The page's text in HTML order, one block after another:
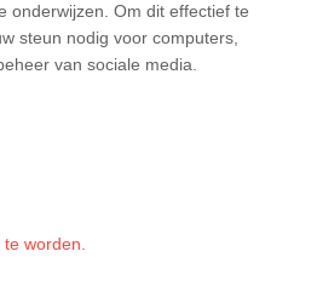
onderwijzen. Om dit effectief te
steun nodig voor computers,
van sociale media.
worden.